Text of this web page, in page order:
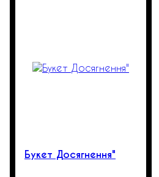
Букет Досягнення"